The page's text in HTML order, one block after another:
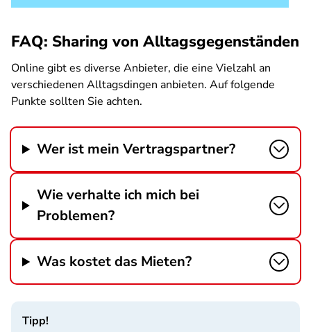
FAQ: Sharing von Alltagsgegenständen
Online gibt es diverse Anbieter, die eine Vielzahl an
verschiedenen Alltagsdingen anbieten. Auf folgende
Punkte sollten Sie achten.
Wer ist mein Vertragspartner?
Wie verhalte ich mich bei
Problemen?
Was kostet das Mieten?
Tipp!